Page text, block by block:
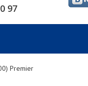
97
Premier